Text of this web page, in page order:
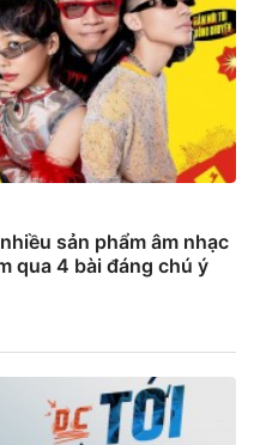
sản phẩm âm nhạc
qua 4 bài đáng chú ý